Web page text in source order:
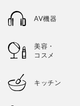
AV機器
美容・
コスメ
キッチン